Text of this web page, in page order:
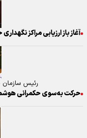
آغاز باز ارزیابی مراکز
رئیس
حرکت به‌سوی حکمرانی